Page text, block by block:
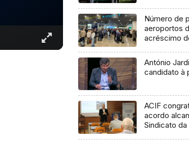
Número de
aeroportos
acréscimo
António
candidato à
ACIF
acordo
Sindicato